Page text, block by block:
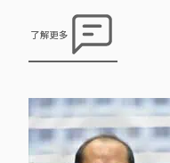
嘱处方案和民事诉讼
了解更多